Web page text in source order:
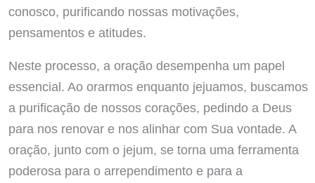
conosco, purificando nossas motivações,
pensamentos e atitudes.
Neste processo, a oração desempenha um papel
essencial. Ao orarmos enquanto jejuamos, buscamos
a purificação de nossos corações, pedindo a Deus
para nos renovar e nos alinhar com Sua vontade. A
oração, junto com o jejum, se torna uma ferramenta
poderosa para o arrependimento e para a